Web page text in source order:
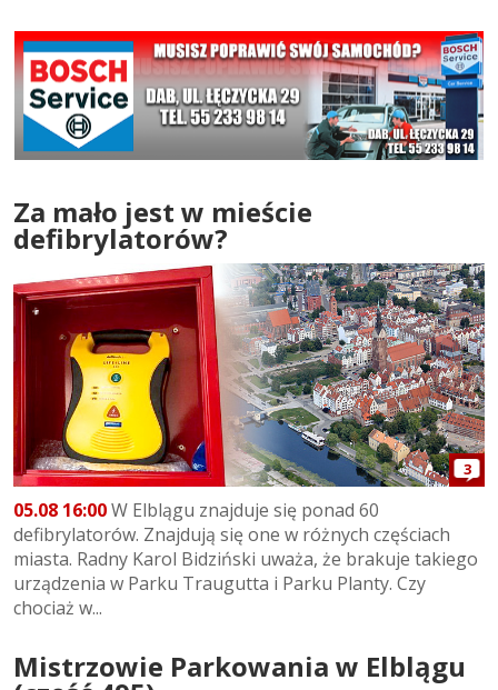
Za mało jest w mieście
defibrylatorów?
3
05.08 16:00W Elblągu znajduje się ponad 60
defibrylatorów. Znajdują się one w różnych częściach
miasta. Radny Karol Bidziński uważa, że brakuje takiego
urządzenia w Parku Traugutta i Parku Planty. Czy
chociaż w...
Mistrzowie Parkowania w Elblągu